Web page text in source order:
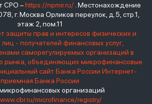
СРО –https://npmir.ru/. Местонахождение
г. Москва Орликов переулок, д.5, стр.1,
этаж 2, пом.11
защиты прав и интересов физических и
- получателей финансовых услуг,
саморегулируемых организаций в
рынка, объединяющих микрофинансовые
сайт Банка России Интернет-
приемная Банка России
организаций
microfinance/registry/